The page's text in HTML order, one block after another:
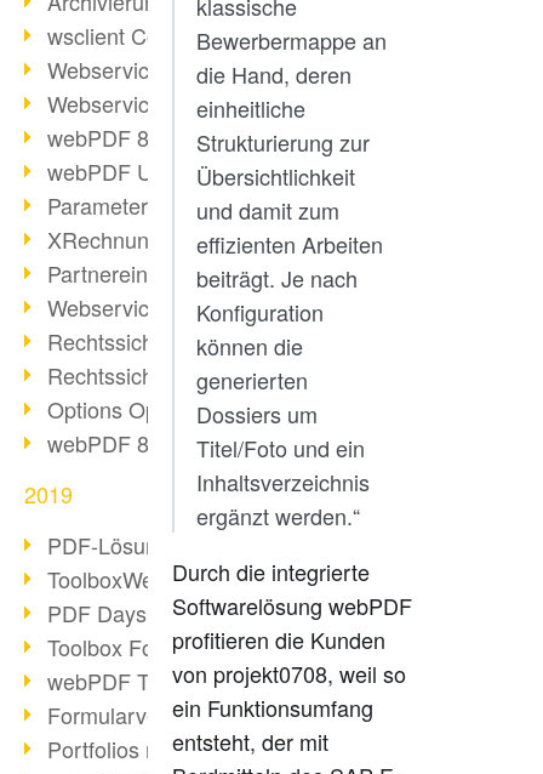
wsclient Converter
Webservice Toolbox (3)
Webservice PDF/A
webPDF 8 Neuerungen (Teil 2)
webPDF Update 8.0.0.2058
Parameter-Umstellung
XRechnung bei deutschen Behörden
Partnereinsatz unserer Software
Webservice Beispiel: XMP-Metadaten
Rechtssichere Mail-Archivierung (2)
Rechtssichere Mail-Archivierung (1)
Options Operation
webPDF 8 Neuerungen (Teil 1)
2019
PDF-Lösung für Unternehmen
ToolboxWebService Print Operation
PDF Days 2020
Toolbox Forms Operation
webPDF Toolbox Delete
Formularverarbeitung mit webPDF
Portfolios mit webPDF erstellen
Bewerbermappe an
die Hand, deren
einheitliche
Strukturierung zur
Übersichtlichkeit
und damit zum
effizienten Arbeiten
beiträgt. Je nach
Konfiguration
können die
generierten
Dossiers um
Titel/Foto und ein
Inhaltsverzeichnis
ergänzt werden.“
Durch die integrierte
Softwarelösung webPDF
profitieren die Kunden
von projekt0708, weil so
ein Funktionsumfang
entsteht, der mit